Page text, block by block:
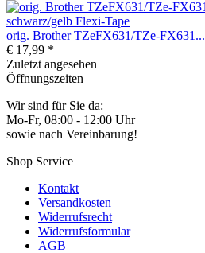
orig. Brother TZeFX631/TZe-FX631...
€ 17,99 *
Zuletzt angesehen
Öffnungszeiten
Wir sind für Sie da:
Mo-Fr, 08:00 - 12:00 Uhr
sowie nach Vereinbarung!
Shop Service
Kontakt
Versandkosten
Widerrufsrecht
Widerrufsformular
AGB